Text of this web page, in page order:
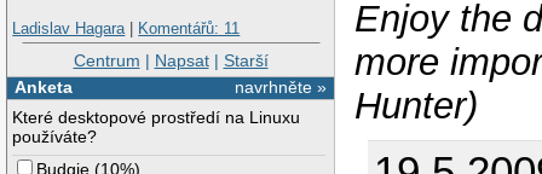
Ladislav Hagara| Komentářů: 11
Centrum | Napsat| Starší
navrhněte »
Anketa
Které desktopové prostředí na Linuxu
používáte?
Budgie (10%)
Enjoy the
more
Hunter)